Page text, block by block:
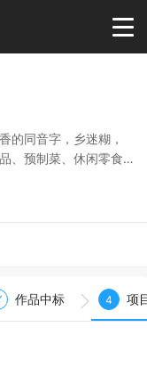
的同音字，乡迷糊，
、预制菜、休闲零食
作品中标 4 项